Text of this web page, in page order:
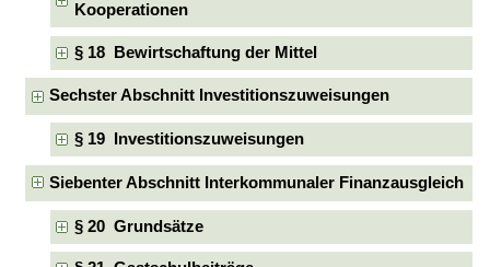
Kooperationen
§ 18 Bewirtschaftung der Mittel
Sechster Abschnitt Investitionszuweisungen
§ 19 Investitionszuweisungen
Siebenter Abschnitt Interkommunaler Finanzausgleich
§ 20 Grundsätze